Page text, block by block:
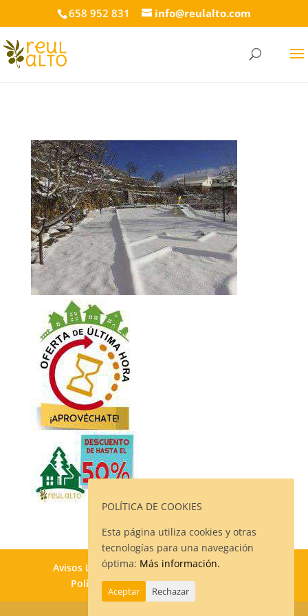
658 952 831 info@reulalto.com
Avisos Legales
Política de Privacidad
Política de Cookies
Contacto
POLÍTICA DE COOKIES
Esta página utiliza cookies y otras
tecnologías para una navegación
óptima: Más información.
Aceptar Rechazar